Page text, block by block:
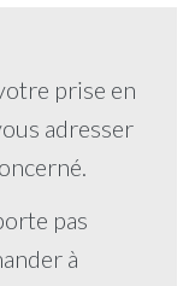
prise en
adresser
pas
à